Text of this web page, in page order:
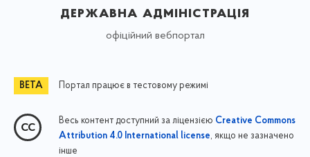
державна адміністрація
офіційний вебпортал
Портал працює в тестовому режимі
Весь контент доступний за ліцензією Creative Commons
Attribution 4.0 International license, якщо не зазначено
інше